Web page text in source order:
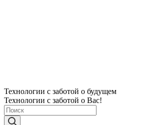
Технологии с заботой о будущем
Технологии с заботой о Вас!